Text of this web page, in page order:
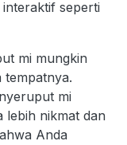
seperti
mi mungkin
tempatnya.
mi
lebih nikmat dan
Anda